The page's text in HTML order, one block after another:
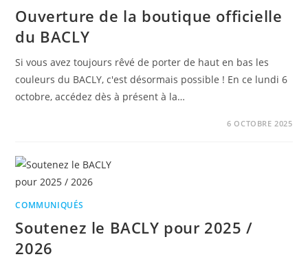
Ouverture de la boutique officielle
du BACLY
Si vous avez toujours rêvé de porter de haut en bas les
couleurs du BACLY, c'est désormais possible ! En ce lundi 6
octobre, accédez dès à présent à la…
6 OCTOBRE 2025
COMMUNIQUÉS
Soutenez le BACLY pour 2025 /
2026